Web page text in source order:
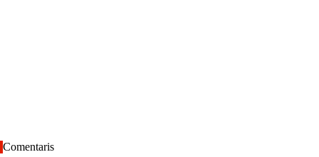
Comentaris